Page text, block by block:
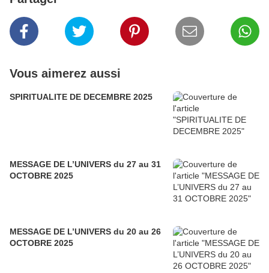
Vous aimerez aussi
SPIRITUALITE DE DECEMBRE 2025
MESSAGE DE L’UNIVERS du 27 au 31
OCTOBRE 2025
MESSAGE DE L’UNIVERS du 20 au 26
OCTOBRE 2025